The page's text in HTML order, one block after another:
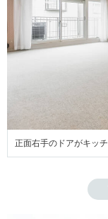
正面右手のドアがキッ